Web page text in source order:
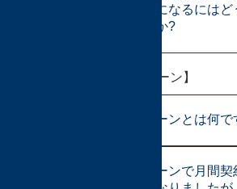
レミアム会員になるにはど
いのでしょうか?
【特優期間キャンペーン】
特優キャンペーンとは何で
このキャンペーンで月間